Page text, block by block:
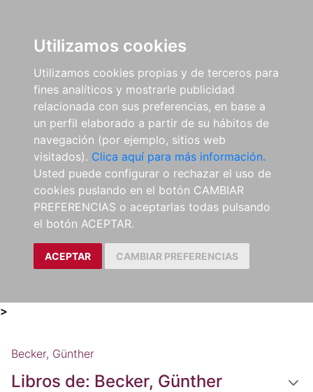
Utilizamos cookies
Utilizamos cookies propias y de terceros para
fines analíticos y mostrarle publicidad
relacionada con sus preferencias, en base a
un perfil elaborado a partir de su hábitos de
navegación (por ejemplo, sitios web
visitados). Clica aquí para más información.
Usted puede configurar o rechazar el uso de
cookies puslando en el botón CAMBIAR
PREFERENCIAS o aceptarlas todas pulsando
el botón ACEPTAR.
ACEPTAR CAMBIAR PREFERENCIAS
>
Becker, Günther
Libros de: Becker, Günther